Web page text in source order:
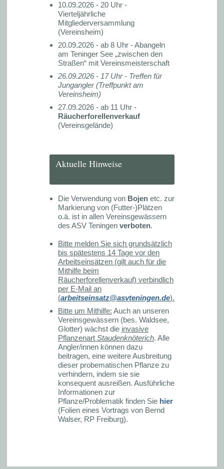
10.09.2026 - 20 Uhr -
Vierteljährliche
Mitgliederversammlung
(Vereinsheim)
20.09.2026 - ab 8 Uhr - Abangeln
am Teninger See „zwischen den
Straßen“ mit Vereinsmeisterschaft
26.09.2026 - 17 Uhr - Treffen für
Jungangler (Treffpunkt am
Vereinsheim)
27.09.2026 - ab 11 Uhr -
Räucherforellenverkauf
(Vereinsgelände)
Aktuelle Hinweise
Die Verwendung von Bojen etc. zur
Markierung von (Futter-)Plätzen
o.ä. ist in allen Vereinsgewässern
des ASV Teningen verboten.
Bitte melden Sie sich grundsätzlich
bis spätestens 14 Tage vor den
Arbeitseinsätzen (gilt auch für die
Mithilfe beim
Räucherforellenverkauf) verbindlich
per E-Mail an
(arbeitseinsatz@asvteningen.de).
Bitte um Mithilfe: Auch an unseren
Vereinsgewässern (bes. Waldsee,
Glotter) wächst die invasive
Pflanzenart Staudenknöterich. Alle
Angler/innen können dazu
beitragen, eine weitere Ausbreitung
dieser probematischen Pflanze zu
verhindern, indem sie sie
konsequent ausreißen. Ausführliche
Informationen zur
Pflanze/Problematik finden Sie hier
(Folien eines Vortrags von Bernd
Walser, RP Freiburg).